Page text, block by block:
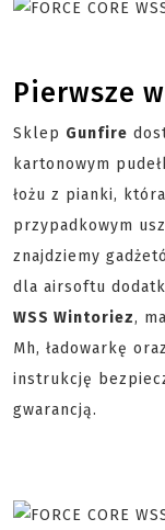
Pierwsze
Sklep Gunfire
kartonowym
łożu z pianki,
przypadkowym
znajdziemy
dla airsoftu
WSS Wintoriez,
Mh, ładowarkę
instrukcję
gwarancją.